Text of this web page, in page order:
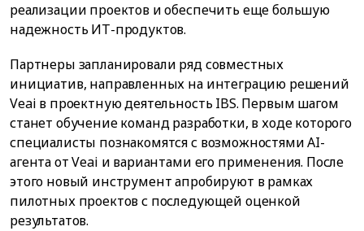
реализации проектов и обеспечить еще большую
надежность ИТ-продуктов.
Партнеры запланировали ряд совместных
инициатив, направленных на интеграцию решений
Veai в проектную деятельность IBS. Первым шагом
станет обучение команд разработки, в ходе которого
специалисты познакомятся с возможностями AI-
агента от Veai и вариантами его применения. После
этого новый инструмент апробируют в рамках
пилотных проектов с последующей оценкой
результатов.